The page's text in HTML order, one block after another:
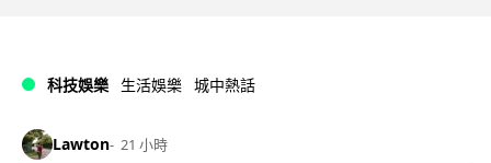
科技娛樂 生活娛樂 城中熱話
Lawton 21 小時